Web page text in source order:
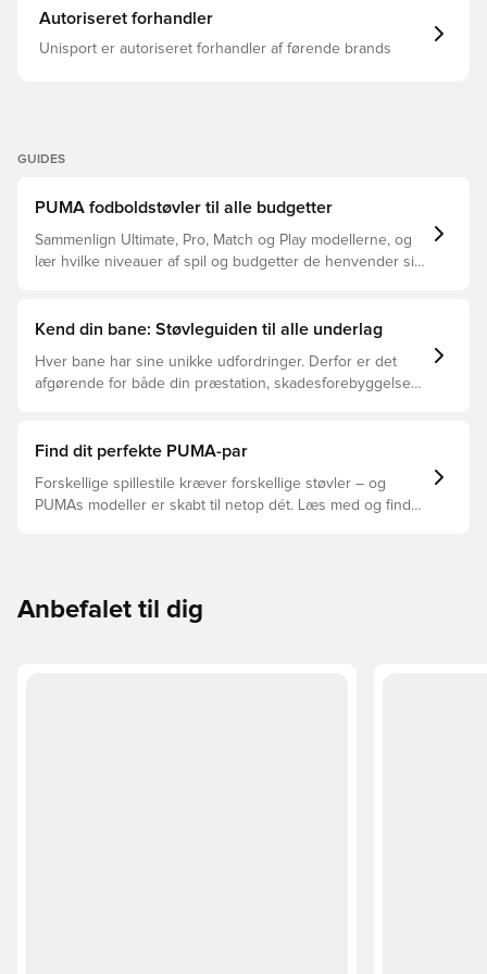
Autoriseret forhandler
Unisport er autoriseret forhandler af førende brands
GUIDES
PUMA fodboldstøvler til alle budgetter
Sammenlign Ultimate, Pro, Match og Play modellerne, og
lær hvilke niveauer af spil og budgetter de henvender sig
Kend din bane: Støvleguiden til alle underlag
Hver bane har sine unikke udfordringer. Derfor er det
afgørende for både din præstation, skadesforebyggelse
støvler der er det bedste valg til de forskellige typer
Find dit perfekte PUMA-par
Forskellige spillestile kræver forskellige støvler – og
PUMAs modeller er skabt til netop dét. Læs med og find
Anbefalet til dig